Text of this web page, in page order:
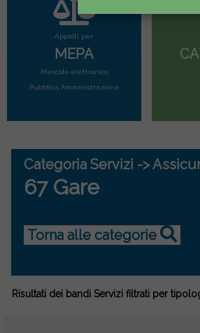
Appalti per:
MEPA
Mercato elettronico
Pubblica Amministrazione
Categoria Servizi ->
67 Gare
Torna alle categorie
Risultati dei bandi Servizi filtrati per